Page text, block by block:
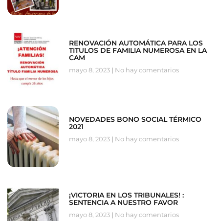
RENOVACIÓN AUTOMÁTICA PARA LOS
TITULOS DE FAMILIA NUMEROSA EN LA
CAM
mayo 8, 2023 No hay comentarios
NOVEDADES BONO SOCIAL TÉRMICO
2021
mayo 8, 2023 No hay comentarios
¡VICTORIA EN LOS TRIBUNALES! :
SENTENCIA A NUESTRO FAVOR
mayo 8, 2023 No hay comentarios